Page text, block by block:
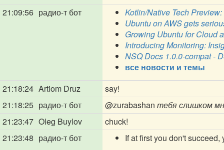
21:09:56 радио-т бот
Kotlin/Native Tech
Ubuntu on AWS gets
Growing Ubuntu for Cloud
Introducing Monitoring:
NSQ Docs 1.0.0-compat -
все новости и темы
21:18:24 Artiom Druz
say!
21:18:25 радио-т бот @zurabashan тебя слишком
21:23:47 Oleg Buylov
chuck!
21:23:48 радио-т бот
If at first you don't